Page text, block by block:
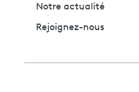
Notre actualité
Rejoignez-nous